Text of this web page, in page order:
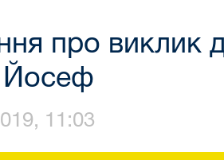
про виклик
Йосеф
11:03